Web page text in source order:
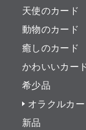
天使のカード
動物のカード
癒しのカード
かわいいカー
希少品
オラクルカー
新品